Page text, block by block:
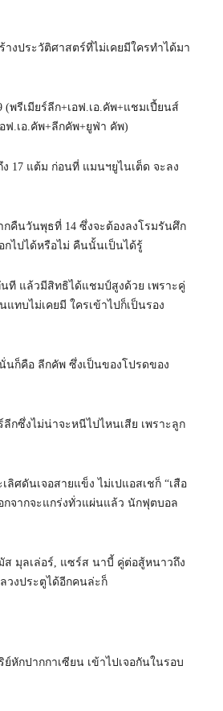
งประวัติศาสตร์ที่ไม่เคยมีใครทำได้มา
(พรีเมียร์ลีก+เอฟ.เอ.คัพ+แชมเปี้ยนส์
ฟ.เอ.คัพ+ลีกคัพ+ยูฟ่า คัพ)
17 แต้ม ก่อนที่ แมนฯยูไนเต็ด จะลง
กคืนวันพุธที่ 14 ซึ่งจะต้องลงโรมรันศึก
กไปได้หรือไม่ คืนนั้นเป็นได้รู้
ที แล้วมีสิทธิได้แชมป์สูงด้วย เพราะคู่
ทบไม่เคยมี ใครเข้าไปก็เป็นรอง
ก็คือ ลีกคัพ ซึ่งเป็นของโปรดของ
ลีกซึ่งไม่น่าจะหนีไปไหนเสีย เพราะลูก
ศดันเจอสายแข็ง ไม่เปแอสเชก็ “เสือ
จากจะแกร่งทั่วแผ่นแล้ว นักฟุตบอล
ส มุลเล่อร์, แซร์ส นาบี้ คู่ต่อสู้หนาวถึง
วงประตูได้อีกคนล่ะก็
หักปากกาเซียน เข้าไปเจอกันในรอบ